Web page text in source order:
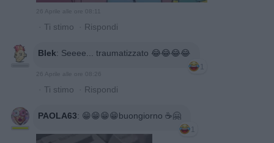
26 Aprile alle ore 08:11
· Ti stimo · Rispondi
Blek: Seeee... traumatizzato 😂😂😂😂
1
26 Aprile alle ore 08:26
· Ti stimo · Rispondi
PAOLA63: 😁😁😁😁buongiorno ☕️🤗
1